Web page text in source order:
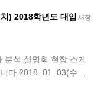
새창
) 2018학년도 대입
분석 설명회 현장 스케
다.2018. 01. 03(수…